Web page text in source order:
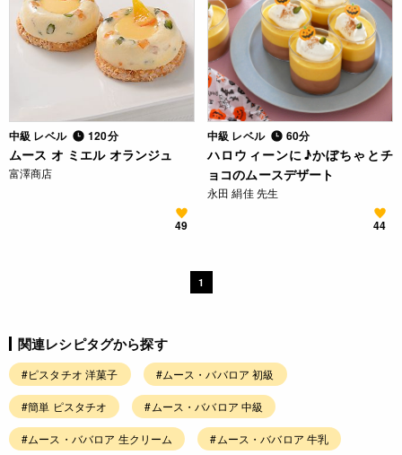
中級 レベル 120分
ムース オ ミエル オランジュ
富澤商店
49
中級 レベル 60分
ハロウィーンに♪かぼちゃとチ
ョコのムースデザート
永田 絹佳 先生
44
1
関連レシピタグから探す
#ピスタチオ 洋菓子 #ムース・ババロア 初級
#簡単 ピスタチオ #ムース・ババロア 中級
#ムース・ババロア 生クリーム #ムース・ババロア 牛乳